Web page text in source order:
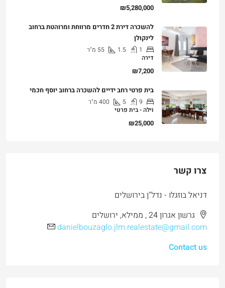
₪5,280,000
להשכרה דירת 2 חדרים מרווחת ומרוהטת ברחוב
לינקולן
1
1.5
55 מ"ר
דירה
₪7,200
בית פרטי רחב ידיים להשכרה ברחוב יוסף חכמי
9
5
400 מ"ר
וילה - בית פרטי
₪25,000
צרו קשר
דניאל בוזגלו - נדל"ן בירושלים
גרשון אגרון 24 , ממילא, ירושלים
danielbouzaglo.jlm.realestate@gmail.com
Contact us